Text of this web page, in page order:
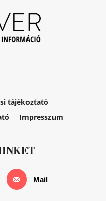
tájékoztató
Impresszum
Mail